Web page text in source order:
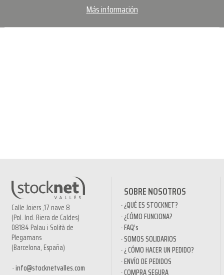
Más información
Calle Joiers ,17 nave 8
(Pol. Ind. Riera de Caldes)
08184 Palau i Solità de
Plegamans
(Barcelona, España)
info@stocknetvalles.com
SOBRE NOSOTROS
¿QUÉ ES STOCKNET?
¿CÓMO FUNCIONA?
FAQ’s
SOMOS SOLIDARIOS
¿ CÓMO HACER UN PEDIDO?
ENVÍO DE PEDIDOS
COMPRA SEGURA